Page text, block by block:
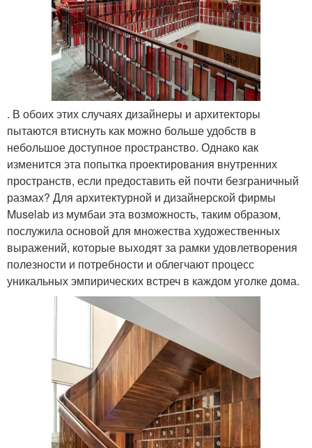
. В обоих этих случаях дизайнеры и архитекторы
пытаются втиснуть как можно больше удобств в
небольшое доступное пространство. Однако как
изменится эта попытка проектирования внутренних
пространств, если предоставить ей почти безграничный
размах? Для архитектурной и дизайнерской фирмы
Muselab из мумбаи эта возможность, таким образом,
послужила основой для множества художественных
выражений, которые выходят за рамки удовлетворения
полезности и потребности и облегчают процесс
уникальных эмпирических встреч в каждом уголке дома.